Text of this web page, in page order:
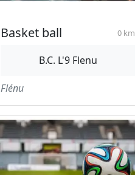
Basket ball 0 km
B.C. L'9 Flenu
Flénu